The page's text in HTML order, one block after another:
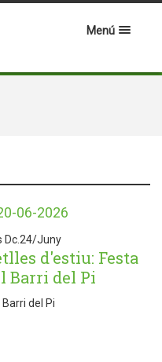
Menú
06-2026
Dc.24/Juny
d'estiu: Festa
Barri del Pi
Barri del Pi